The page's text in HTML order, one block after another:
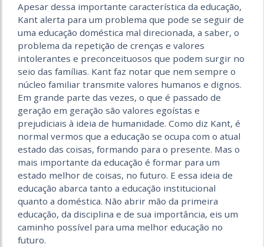
Apesar dessa importante característica da educação,
Kant alerta para um problema que pode se seguir de
uma educação doméstica mal direcionada, a saber, o
problema da repetição de crenças e valores
intolerantes e preconceituosos que podem surgir no
seio das famílias. Kant faz notar que nem sempre o
núcleo familiar transmite valores humanos e dignos.
Em grande parte das vezes, o que é passado de
geração em geração são valores egoístas e
prejudiciais à ideia de humanidade. Como diz Kant, é
normal vermos que a educação se ocupa com o atual
estado das coisas, formando para o presente. Mas o
mais importante da educação é formar para um
estado melhor de coisas, no futuro. E essa ideia de
educação abarca tanto a educação institucional
quanto a doméstica. Não abrir mão da primeira
educação, da disciplina e de sua importância, eis um
caminho possível para uma melhor educação no
futuro.